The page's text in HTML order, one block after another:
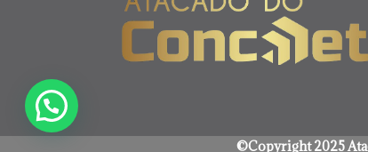
©Copyright 2025